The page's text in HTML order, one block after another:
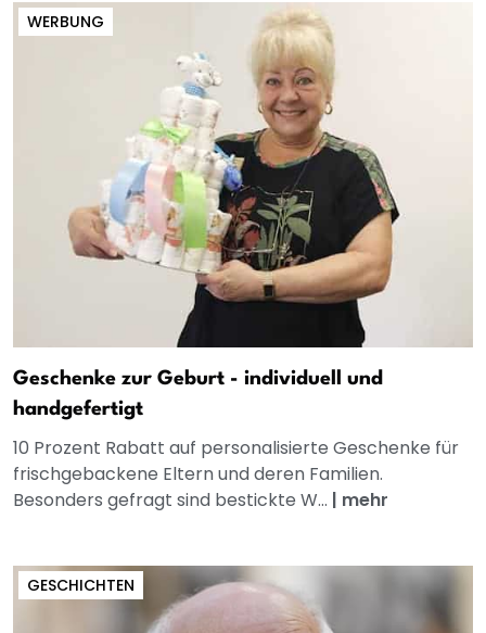
WERBUNG
Geschenke zur Geburt - individuell und
handgefertigt
10 Prozent Rabatt auf personalisierte Geschenke für
frischgebackene Eltern und deren Familien.
Besonders gefragt sind bestickte W... | mehr
GESCHICHTEN